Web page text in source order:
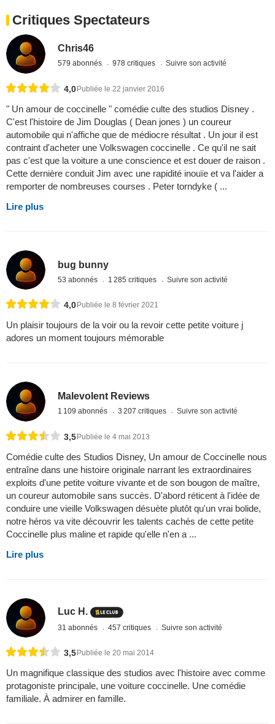
Critiques Spectateurs
Chris46
579 abonnés 978 critiques Suivre son activité
4,0 Publiée le 22 janvier 2016
" Un amour de coccinelle " comédie culte des studios Disney .
C'est l'histoire de Jim Douglas ( Dean jones ) un coureur
automobile qui n'affiche que de médiocre résultat . Un jour il est
contraint d'acheter une Volkswagen coccinelle . Ce qu'il ne sait
pas c'est que la voiture a une conscience et est douer de raison .
Cette dernière conduit Jim avec une rapidité inouïe et va l'aider a
remporter de nombreuses courses . Peter torndyke ( ...
Lire plus
bug bunny
53 abonnés 1 285 critiques Suivre son activité
4,0 Publiée le 8 février 2021
Un plaisir toujours de la voir ou la revoir cette petite voiture j
adores un moment toujours mémorable
Malevolent Reviews
1 109 abonnés 3 207 critiques Suivre son activité
3,5Publiée le 4 mai 2013
Comédie culte des Studios Disney, Un amour de Coccinelle nous
entraîne dans une histoire originale narrant les extraordinaires
exploits d'une petite voiture vivante et de son bougon de maître,
un coureur automobile sans succès. D'abord réticent à l'idée de
conduire une vieille Volkswagen désuète plutôt qu'un vrai bolide,
notre héros va vite découvrir les talents cachés de cette petite
Coccinelle plus maline et rapide qu'elle n'en a ...
Lire plus
Luc H.
31 abonnés 457 critiques Suivre son activité
3,5Publiée le 20 mai 2014
Un magnifique classique des studios avec l'histoire avec comme
protagoniste principale, une voiture coccinelle. Une comédie
familiale. À admirer en famille.